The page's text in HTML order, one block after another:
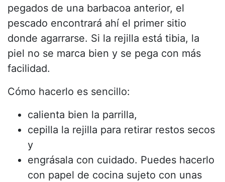
pegados de una barbacoa anterior, el
pescado encontrará ahí el primer sitio
donde agarrarse. Si la rejilla está tibia, la
piel no se marca bien y se pega con más
facilidad.
Cómo hacerlo es sencillo:
calienta bien la parrilla,
cepilla la rejilla para retirar restos secos
y
engrásala con cuidado. Puedes hacerlo
con papel de cocina sujeto con unas